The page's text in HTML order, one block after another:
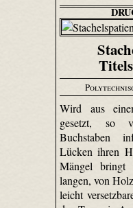
Wird aus
gesetzt, so
Buchstaben
Lücken ihren
Mängel
langen, von
leicht